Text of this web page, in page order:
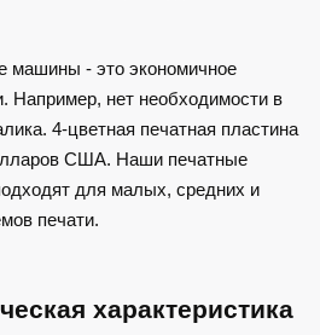
машины - это экономичное
Например, нет необходимости в
4-цветная печатная пластина
США. Наши печатные
для малых, средних и
печати.
характеристика